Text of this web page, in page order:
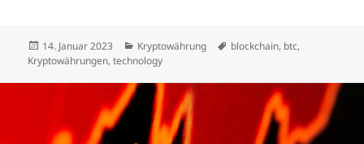
Veröffentlicht
am
14. Januar 2023 Kategorien
Kryptowährung Schlagwörter
blockchain, btc,
Kryptowährungen,technology